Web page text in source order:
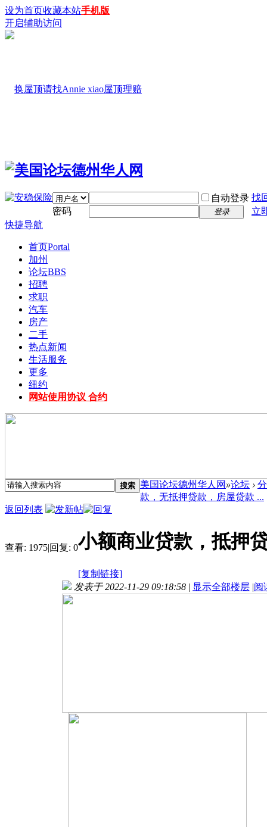
设为首页收藏本站手机版
开启辅助访问
自动登录 找
密码
登录
立
快捷导航
首页Portal
加州
论坛BBS
招聘
求职
汽车
房产
二手
热点新闻
生活服务
更多
纽约
网站使用协议 合约
搜索 美国论坛德州华人网 »论坛 ›
款，无抵押贷款，房屋贷款 ...
返回列表
查看: 1975|回复: 0小额商业贷款，抵押
[复制链接]
发表于 2022-11-29 09:18:58 | 显示全部楼层 |阅